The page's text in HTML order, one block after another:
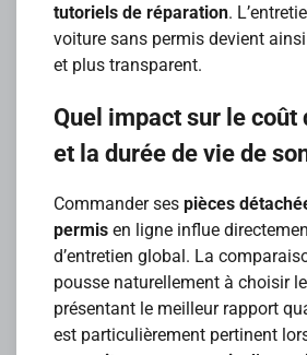
tutoriels de réparation.
voiture sans permis devient
et plus transparent.
Quel impact sur le coût
et la durée de vie de
Commander sespièces
permis en ligne influe
d’entretien global. La
pousse naturellement à choisir
présentant le meilleur rapport
est particulièrement pertinent